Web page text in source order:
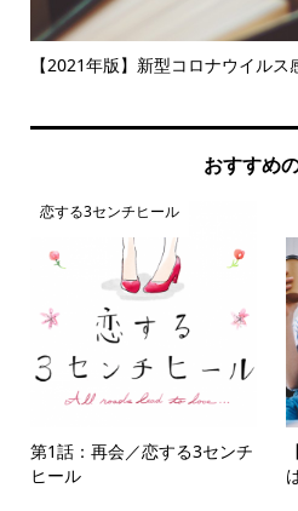
【2021年版】新型コロナウイル
おすすめ
恋する3センチヒール
第1話：再会／恋する3センチ
ヒール